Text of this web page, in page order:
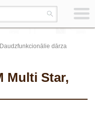
Daudzfunkcionālie dārza